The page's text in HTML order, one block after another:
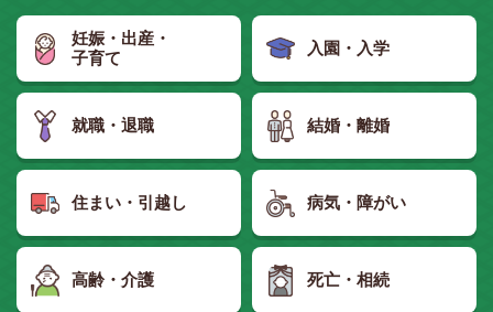
妊娠・出産・
子育て
入園・入学
就職・退職 結婚・離婚
住まい・引越し 病気・障がい
高齢・介護 死亡・相続